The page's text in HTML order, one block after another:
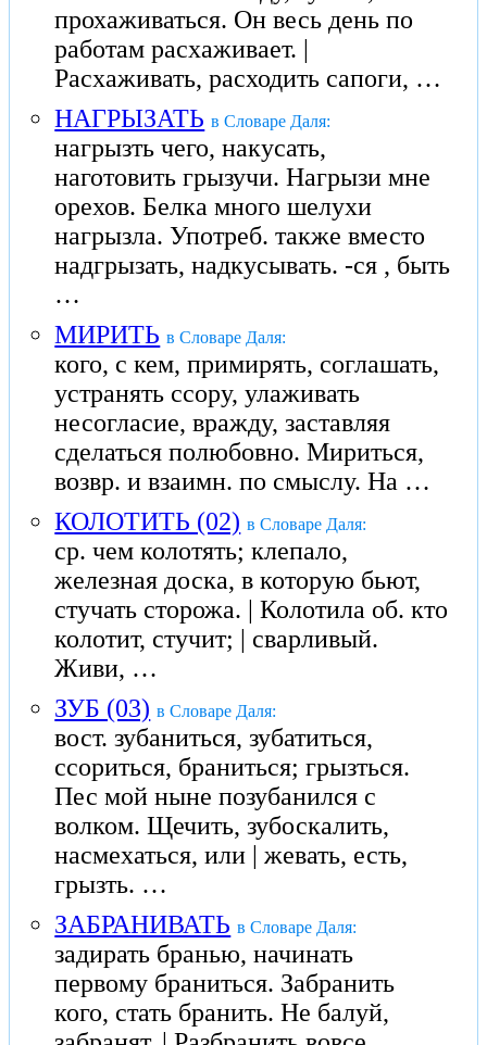
прохаживаться. Он весь день по
работам расхаживает. |
Расхаживать, расходить сапоги, …
НАГРЫЗАТЬ в Словаре Даля:
нагрызть чего, накусать,
наготовить грызучи. Нагрызи мне
орехов. Белка много шелухи
нагрызла. Употреб. также вместо
надгрызать, надкусывать. -ся , быть
…
МИРИТЬ в Словаре Даля:
кого, с кем, примирять, соглашать,
устранять ссору, улаживать
несогласие, вражду, заставляя
сделаться полюбовно. Мириться,
возвр. и взаимн. по смыслу. На …
КОЛОТИТЬ (02) в Словаре Даля:
ср. чем колотять; клепало,
железная доска, в которую бьют,
стучать сторожа. | Колотила об. кто
колотит, стучит; | сварливый.
Живи, …
ЗУБ (03) в Словаре Даля:
вост. зубаниться, зубатиться,
ссориться, браниться; грызться.
Пес мой ныне позубанился с
волком. Щечить, зубоскалить,
насмехаться, или | жевать, есть,
грызть. …
ЗАБРАНИВАТЬ в Словаре Даля:
задирать бранью, начинать
первому браниться. Забранить
кого, стать бранить. Не балуй,